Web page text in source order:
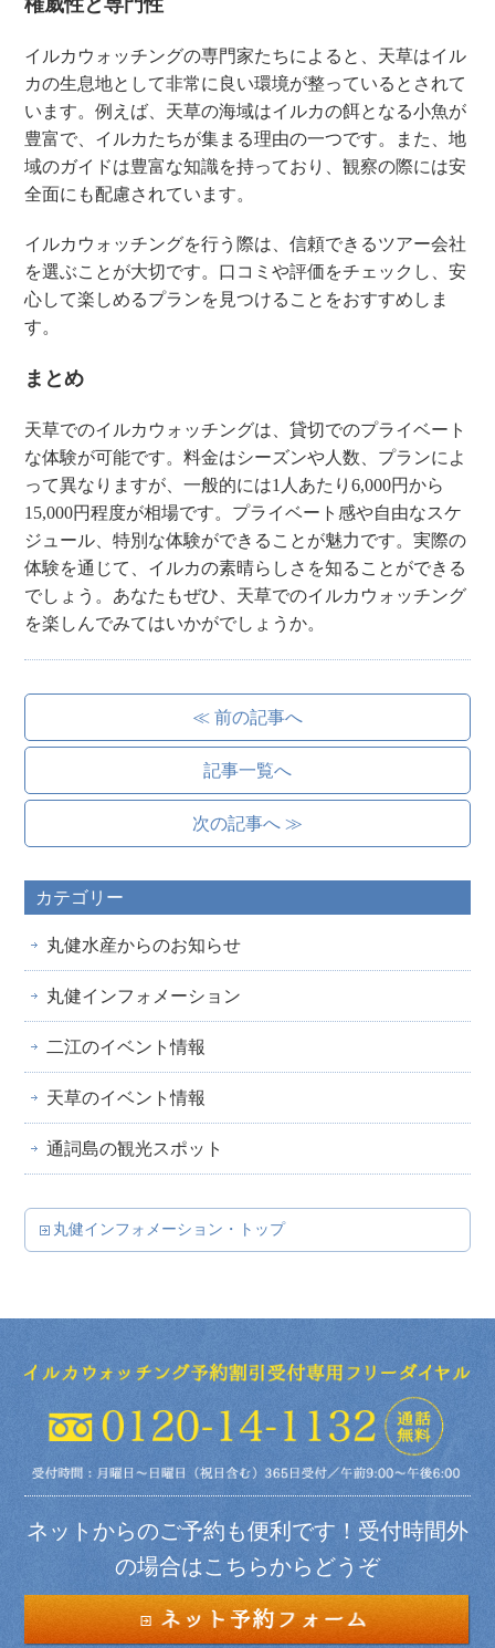
イルカウォッチングの専門家たちによると、天草はイル
カの生息地として非常に良い環境が整っているとされて
います。例えば、天草の海域はイルカの餌となる小魚が
豊富で、イルカたちが集まる理由の一つです。また、地
域のガイドは豊富な知識を持っており、観察の際には安
全面にも配慮されています。
イルカウォッチングを行う際は、信頼できるツアー会社
を選ぶことが大切です。口コミや評価をチェックし、安
心して楽しめるプランを見つけることをおすすめしま
す。
まとめ
天草でのイルカウォッチングは、貸切でのプライベート
な体験が可能です。料金はシーズンや人数、プランによ
って異なりますが、一般的には1人あたり6,000円から
15,000円程度が相場です。プライベート感や自由なスケ
ジュール、特別な体験ができることが魅力です。実際の
体験を通じて、イルカの素晴らしさを知ることができる
でしょう。あなたもぜひ、天草でのイルカウォッチング
を楽しんでみてはいかがでしょうか。
≪ 前の記事へ
記事一覧へ
次の記事へ ≫
カテゴリー
丸健水産からのお知らせ
丸健インフォメーション
二江のイベント情報
天草のイベント情報
通詞島の観光スポット
丸健インフォメーション・トップ
ネットからのご予約も便利です！受付時間外
の場合はこちらからどうぞ